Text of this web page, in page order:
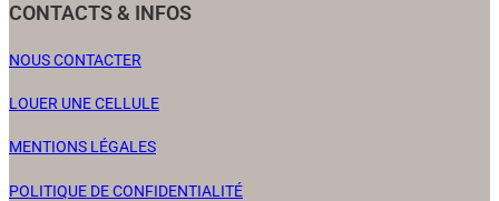
CONTACTS & INFOS
NOUS CONTACTER
LOUER UNE CELLULE
MENTIONS LÉGALES
POLITIQUE DE CONFIDENTIALITÉ